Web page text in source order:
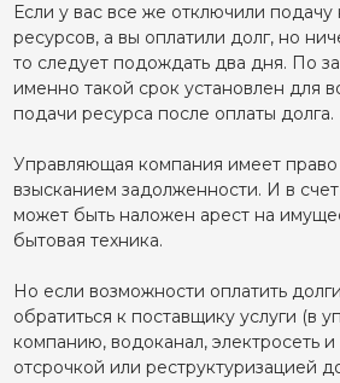
Если у вас все же отключили
ресурсов, а вы оплатили долг, но
то следует подождать два дня. По
именно такой срок установлен для
подачи ресурса после оплаты долга.
Управляющая компания имеет право
взысканием задолженности. И в
может быть наложен арест на
бытовая техника.
Но если возможности оплатить
обратиться к поставщику услуги (в
компанию, водоканал, электросеть и
отсрочкой или реструктуризацией